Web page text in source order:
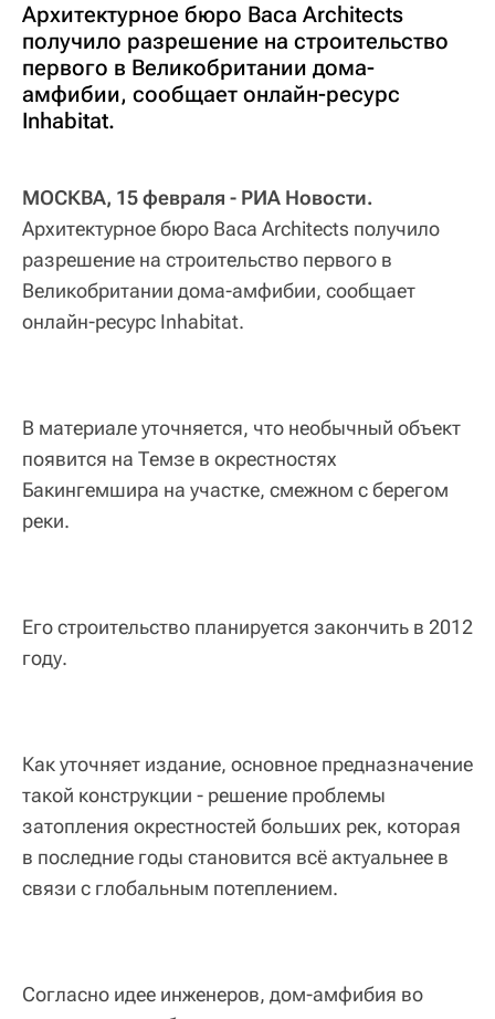
Архитектурное бюро Baca Architects
получило разрешение на строительство
первого в Великобритании дома-
амфибии, сообщает онлайн-ресурс
Inhabitat.
МОСКВА, 15 февраля - РИА Новости.
Архитектурное бюро Baca Architects получило
разрешение на строительство первого в
Великобритании дома-амфибии, сообщает
онлайн-ресурс Inhabitat.
В материале уточняется, что необычный объект
появится на Темзе в окрестностях
Бакингемшира на участке, смежном с берегом
реки.
Его строительство планируется закончить в 2012
году.
Как уточняет издание, основное предназначение
такой конструкции - решение проблемы
затопления окрестностей больших рек, которая
в последние годы становится всё актуальнее в
связи с глобальным потеплением.
Согласно идее инженеров, дом-амфибия во